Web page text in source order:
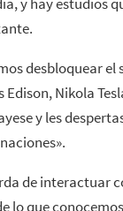
desbloquear
Nikola
y les
de interactuar
lo que